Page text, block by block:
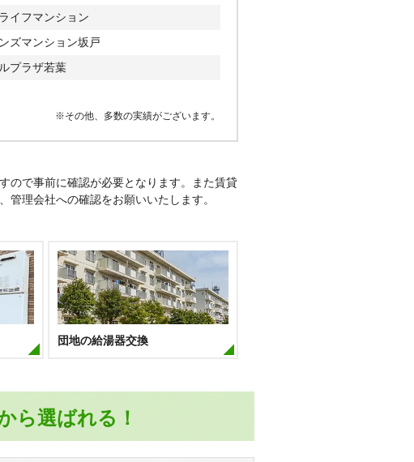
イフマンション
ズマンション坂戸
プラザ若葉
※その他、多数の実績がございます。
ので事前に確認が必要となります。また賃貸
管理会社への確認をお願いいたします。
団地の給湯器交換
ら選ばれる！